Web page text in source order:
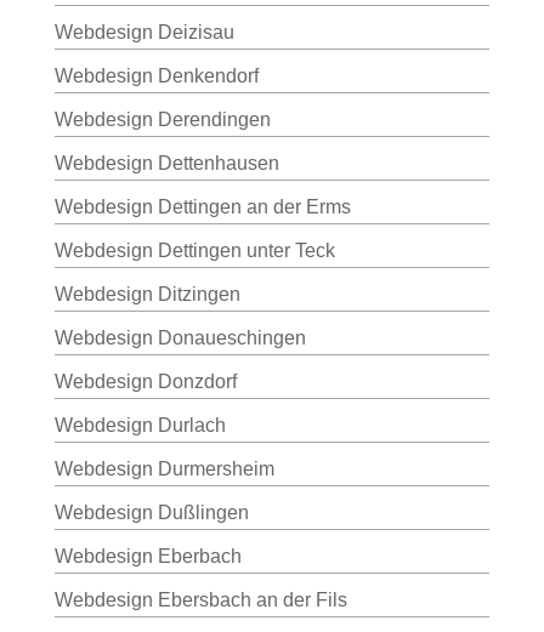
Webdesign Deizisau
Webdesign Denkendorf
Webdesign Derendingen
Webdesign Dettenhausen
Webdesign Dettingen an der Erms
Webdesign Dettingen unter Teck
Webdesign Ditzingen
Webdesign Donaueschingen
Webdesign Donzdorf
Webdesign Durlach
Webdesign Durmersheim
Webdesign Dußlingen
Webdesign Eberbach
Webdesign Ebersbach an der Fils